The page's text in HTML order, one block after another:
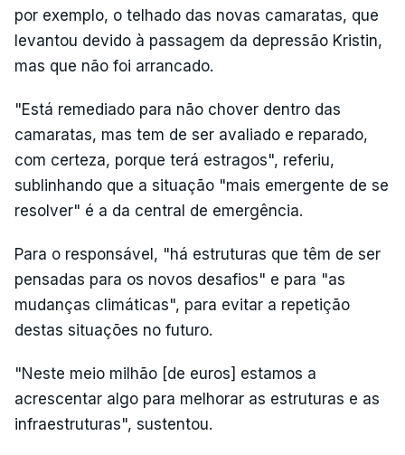
por exemplo, o telhado das novas camaratas, que
levantou devido à passagem da depressão Kristin,
mas que não foi arrancado.
"Está remediado para não chover dentro das
camaratas, mas tem de ser avaliado e reparado,
com certeza, porque terá estragos", referiu,
sublinhando que a situação "mais emergente de se
resolver" é a da central de emergência.
Para o responsável, "há estruturas que têm de ser
pensadas para os novos desafios" e para "as
mudanças climáticas", para evitar a repetição
destas situações no futuro.
"Neste meio milhão [de euros] estamos a
acrescentar algo para melhorar as estruturas e as
infraestruturas", sustentou.